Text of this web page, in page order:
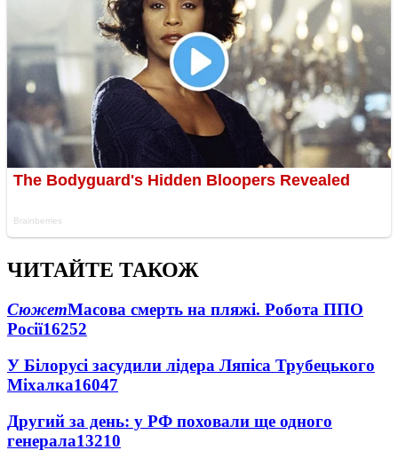
ЧИТАЙТЕ ТАКОЖ
СюжетМасова смерть на пляжі. Робота ППО
Росії16252
У Білорусі засудили лідера Ляпіса Трубецького
Міхалка16047
Другий за день: у РФ поховали ще одного
генерала13210